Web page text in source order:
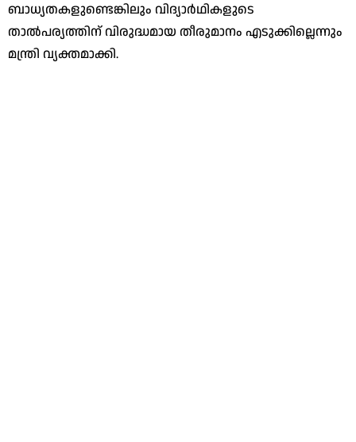
ബാധ്യതകളുണ്ടെങ്കിലും വിദ്യാര്‍ഥികളുടെ
താല്‍പര്യത്തിന് വിരുദ്ധമായ തീരുമാനം എടുക്കില്ലെന്നും
മന്ത്രി വ്യക്തമാക്കി.